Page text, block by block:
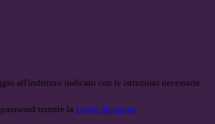
all'indirizzo indicato con le istruzioni necessarie.
tramite la Login Spaggiari